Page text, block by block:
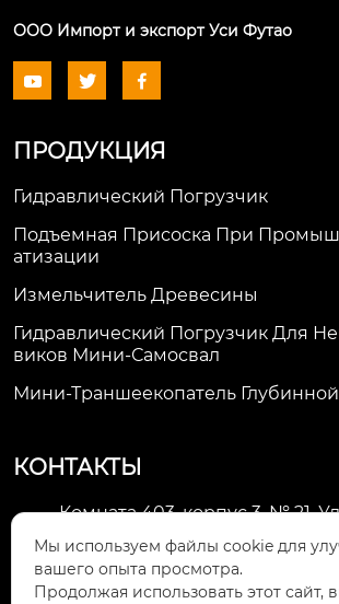
ООО Импорт и экспорт Уси Футао
  
ПРОДУКЦИЯ
Гидравлический Погрузчик
Подъемная Присоска При
Атизации
Измельчитель Древесины
Гидравлический Погрузчик Для
Виков Мини-Самосвал
Мини-Траншеекопатель
КОНТАКТЫ
Комната 403, корпус 3, № 21,
Зона экономического
город Уси
Мы используем файлы cookie для
вашего опыта просмотра.
Продолжая использовать этот сайт,